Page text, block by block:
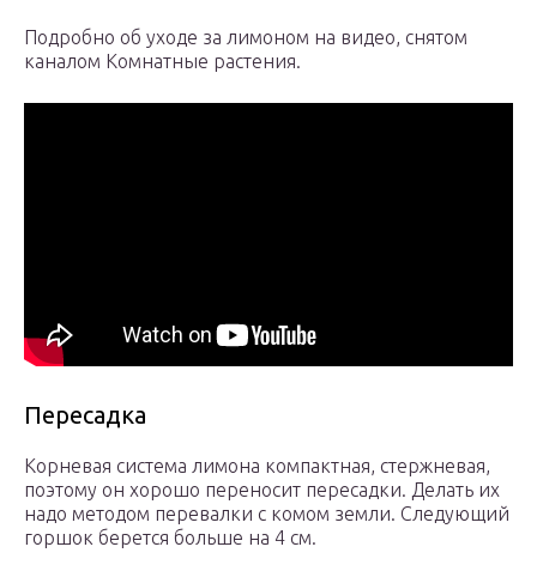
Подробно об уходе за лимоном на видео, снятом
каналом Комнатные растения.
Пересадка
Корневая система лимона компактная, стержневая,
поэтому он хорошо переносит пересадки. Делать их
надо методом перевалки с комом земли. Следующий
горшок берется больше на 4 см.